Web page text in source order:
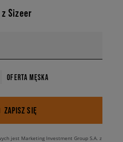
Sizeer
OFERTA MĘSKA
ZAPISZ SIĘ
jest Marketing Investment Group S.A. z